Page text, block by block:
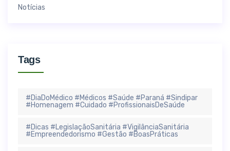
Notícias
Tags
#DiaDoMédico #Médicos #Saúde #Paraná #Sindipar
#Homenagem #Cuidado #ProfissionaisDeSaúde
#Dicas #LegislaçãoSanitária #VigilânciaSanitária
#Empreendedorismo #Gestão #BoasPráticas